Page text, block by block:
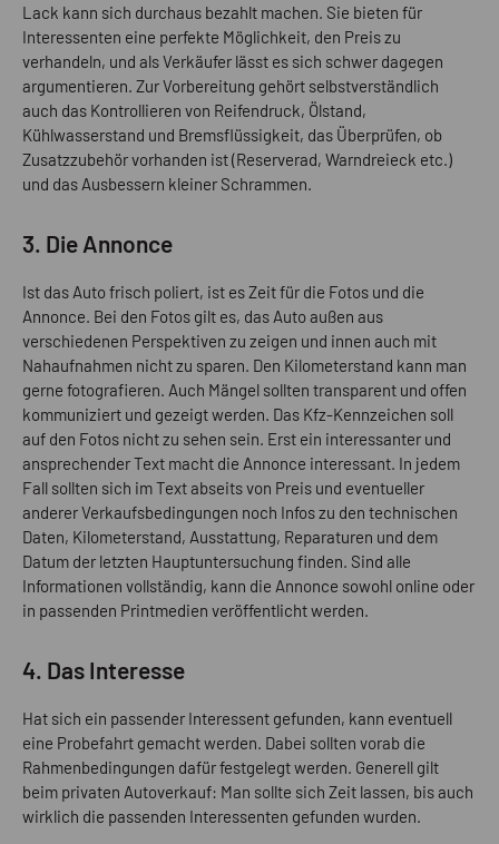
Lack kann sich durchaus bezahlt machen. Sie bieten für
Interessenten eine perfekte Möglichkeit, den Preis zu
verhandeln, und als Verkäufer lässt es sich schwer dagegen
argumentieren. Zur Vorbereitung gehört selbstverständlich
auch das Kontrollieren von Reifendruck, Ölstand,
Kühlwasserstand und Bremsflüssigkeit, das Überprüfen, ob
Zusatzzubehör vorhanden ist (Reserverad, Warndreieck etc.)
und das Ausbessern kleiner Schrammen.
3. Die Annonce
Ist das Auto frisch poliert, ist es Zeit für die Fotos und die
Annonce. Bei den Fotos gilt es, das Auto außen aus
verschiedenen Perspektiven zu zeigen und innen auch mit
Nahaufnahmen nicht zu sparen. Den Kilometerstand kann man
gerne fotografieren. Auch Mängel sollten transparent und offen
kommuniziert und gezeigt werden. Das Kfz-Kennzeichen soll
auf den Fotos nicht zu sehen sein. Erst ein interessanter und
ansprechender Text macht die Annonce interessant. In jedem
Fall sollten sich im Text abseits von Preis und eventueller
anderer Verkaufsbedingungen noch Infos zu den technischen
Daten, Kilometerstand, Ausstattung, Reparaturen und dem
Datum der letzten Hauptuntersuchung finden. Sind alle
Informationen vollständig, kann die Annonce sowohl online oder
in passenden Printmedien veröffentlicht werden.
4. Das Interesse
Hat sich ein passender Interessent gefunden, kann eventuell
eine Probefahrt gemacht werden. Dabei sollten vorab die
Rahmenbedingungen dafür festgelegt werden. Generell gilt
beim privaten Autoverkauf: Man sollte sich Zeit lassen, bis auch
wirklich die passenden Interessenten gefunden wurden.